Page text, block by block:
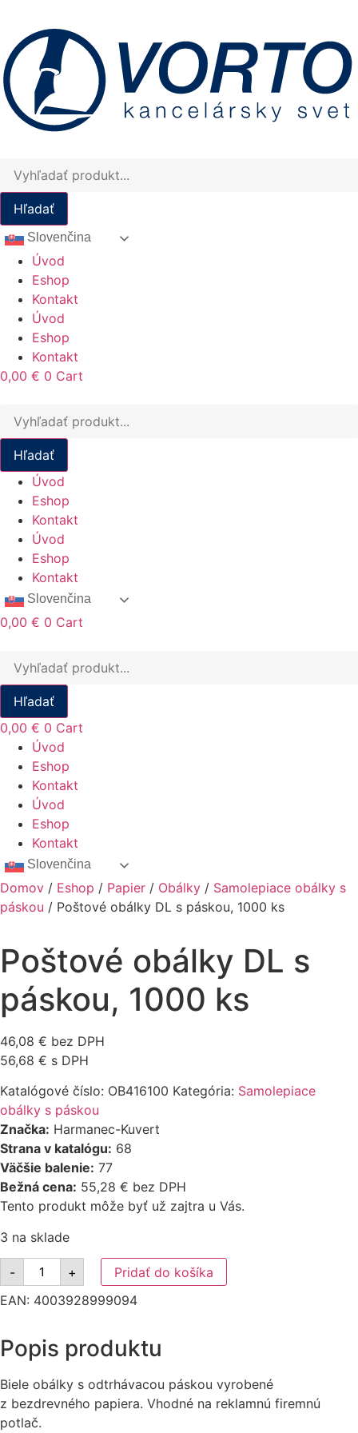
obsah
search
Hľadať
Slovenčina
Úvod
Eshop
Kontakt
Úvod
Eshop
Kontakt
0,00 € 0 Cart
search
Hľadať
Úvod
Eshop
Kontakt
Úvod
Eshop
Kontakt
Slovenčina
0,00 € 0 Cart
search
Hľadať
0,00 € 0 Cart
Úvod
Eshop
Kontakt
Úvod
Eshop
Kontakt
Slovenčina
Domov / Eshop / Papier / Obálky / Samolepiace obálky s
páskou / Poštové obálky DL s páskou, 1000 ks
Poštové obálky DL s
páskou, 1000 ks
46,08 € bez DPH
56,68 € s DPH
Katalógové číslo: OB416100 Kategória: Samolepiace
obálky s páskou
Značka: Harmanec-Kuvert
Strana v katalógu: 68
Väčšie balenie: 77
Bežná cena: 55,28 € bez DPH
Tento produkt môže byť už zajtra u Vás.
3 na sklade
-
množstvo
Poštové
obálky
DL
1000
ks
+
Pridať do košíka
EAN: 4003928999094
Popis produktu
Biele obálky s odtrhávacou páskou vyrobené
z bezdrevného papiera. Vhodné na reklamnú firemnú
potlač.